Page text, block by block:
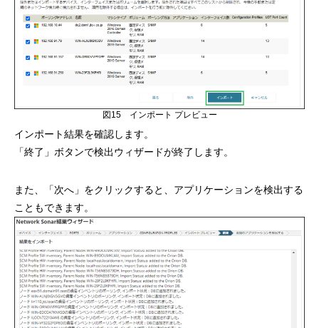
図15 インポート プレビュー
インポート結果を確認します。
「終了」ボタンで検出ウィザードが終了します。
また、「次へ」をクリックすると、アプリケーションを検出する
こともできます。